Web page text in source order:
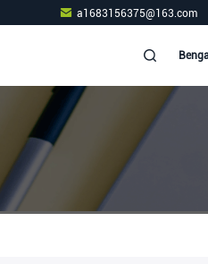
a1683156375@163.com